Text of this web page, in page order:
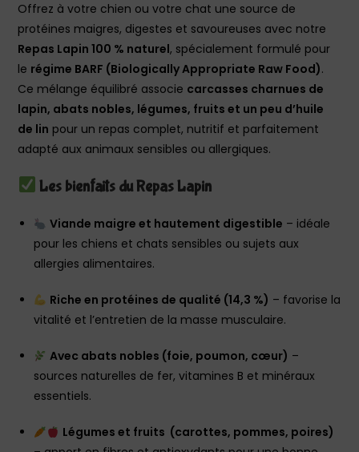
Offrez à votre chien ou votre chat une source de
protéines maigres, digestes et savoureuses avec notre
Repas Lapin 100 % naturel, spécialement formulé pour
le régime BARF (Biologically Appropriate Raw Food).
Ce mélange équilibré associe carcasses charnues de
lapin, abats nobles, légumes, fruits et un peu d’huile
de lin pour un repas complet, nutritif et parfaitement
adapté aux animaux sensibles ou allergiques.
Les bienfaits du Repas Lapin
Viande maigre et hautement digestible – idéale
pour les chiens et chats sensibles ou sujets aux
allergies alimentaires.
Riche en protéines de qualité (14,3 %) – favorise la
vitalité et l’entretien de la masse musculaire.
Avec abats nobles (foie, poumon, cœur) –
sources naturelles de fer, vitamines B et minéraux
essentiels.
Légumes et fruits (carottes, pommes, poires)